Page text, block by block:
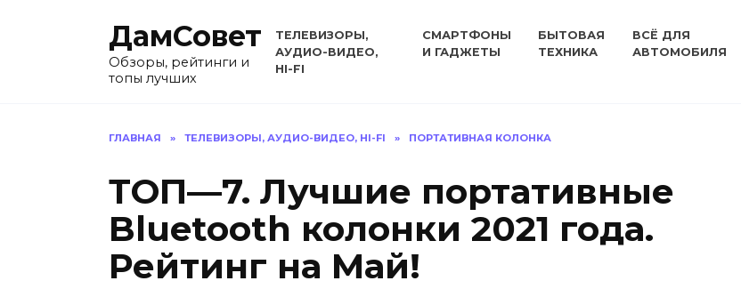
ДамСовет
Обзоры, рейтинги и
топы лучших
ТЕЛЕВИЗОРЫ,
АУДИО-ВИДЕО,
HI-FI
СМАРТФОНЫ
И ГАДЖЕТЫ
БЫТОВАЯ
ТЕХНИКА
ВСЁ ДЛЯ
АВТОМОБИЛЯ
ГЛАВНАЯ » ТЕЛЕВИЗОРЫ, АУДИО-ВИДЕО, HI-FI » ПОРТАТИВНАЯ КОЛОНКА
ТОП—7. Лучшие портативные
Bluetooth колонки 2021 года.
Рейтинг на Май!